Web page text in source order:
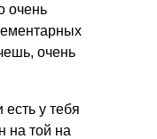
очень
очень
у тебя
на той на